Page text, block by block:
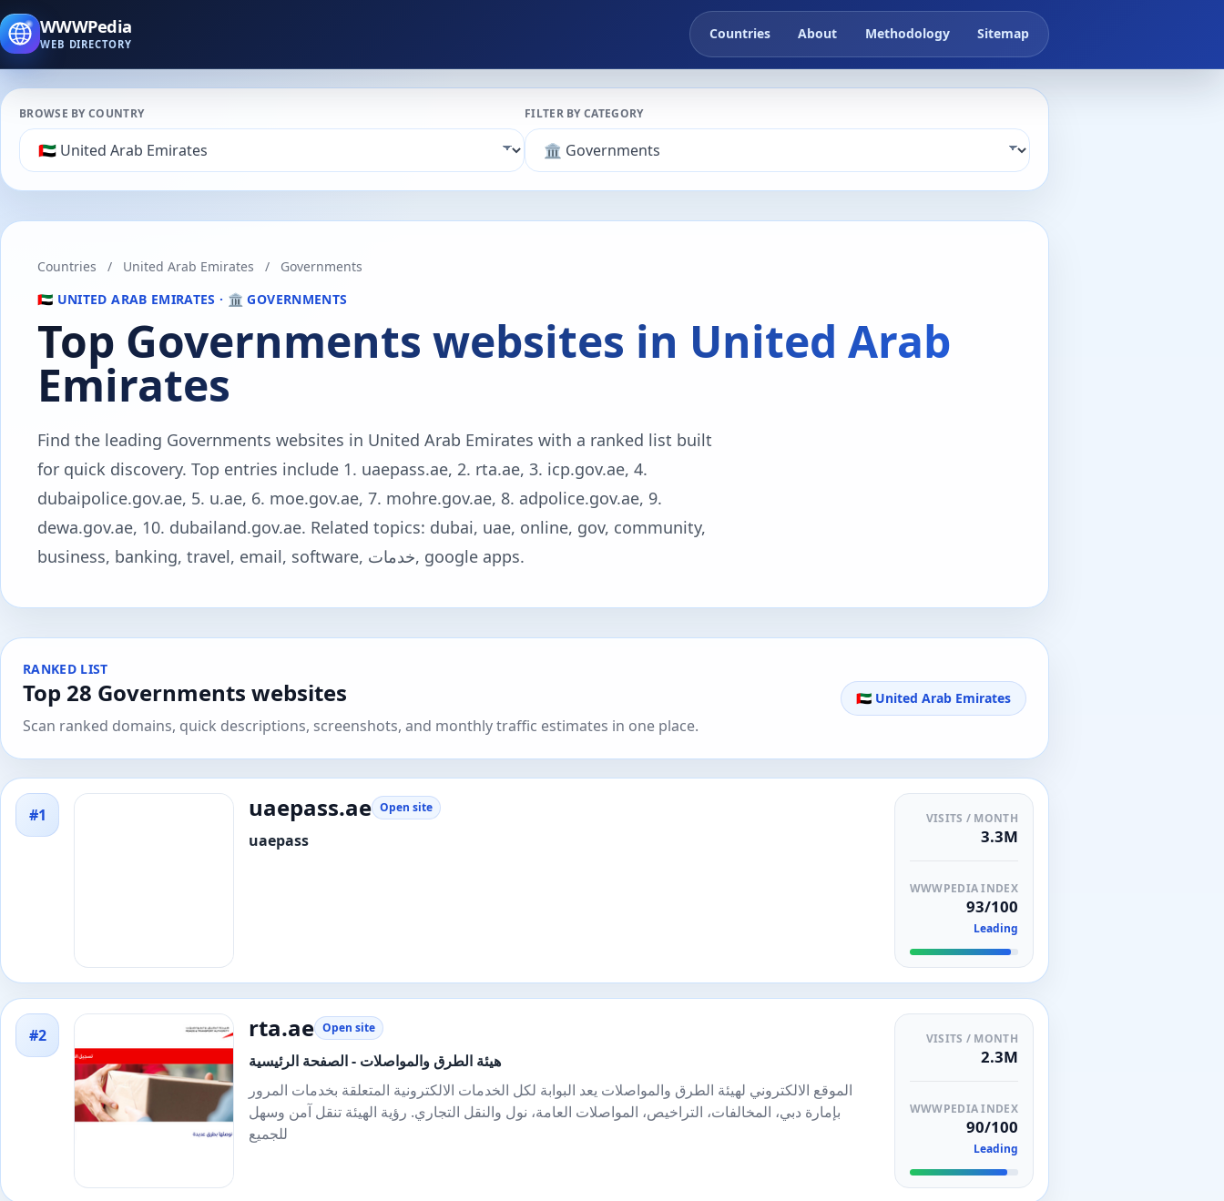
WWWPedia
WEB DIRECTORY
Countries About Methodology Sitemap
BROWSE BY COUNTRY FILTER BY CATEGORY
Countries / United Arab Emirates /
Governments
🇦🇪 UNITED ARAB EMIRATES · 🏛️ GOVERNMENTS
Top Governments websites in United Arab
Emirates
Find the leading Governments websites in United Arab Emirates with a ranked list built
for quick discovery. Top entries include 1. uaepass.ae, 2. rta.ae, 3. icp.gov.ae, 4.
dubaipolice.gov.ae, 5. u.ae, 6. moe.gov.ae, 7. mohre.gov.ae, 8. adpolice.gov.ae, 9.
dewa.gov.ae, 10. dubailand.gov.ae. Related topics: dubai, uae, online, gov, community,
business, banking, travel, email, software, خدمات, google apps.
RANKED LIST
Top 28 Governments websites
Scan ranked domains, quick descriptions, screenshots, and monthly traffic estimates in one place.
🇦🇪 United Arab Emirates
#1 uaepass.ae Open site
uaepass
VISITS / MONTH
3.3M
WWWPEDIA INDEX
93/100
Leading
#2 rta.ae Open site
هيئة الطرق والمواصلات - الصفحة الرئيسية
الموقع الالكتروني لهيئة الطرق والمواصلات يعد البوابة لكل الخدمات الالكترونية المتعلقة بخدمات المرور
بإمارة دبي، المخالفات، التراخيص، المواصلات العامة، نول والنقل التجاري. رؤية الهيئة تنقل آمن وسهل
للجميع
VISITS / MONTH
2.3M
WWWPEDIA INDEX
90/100
Leading